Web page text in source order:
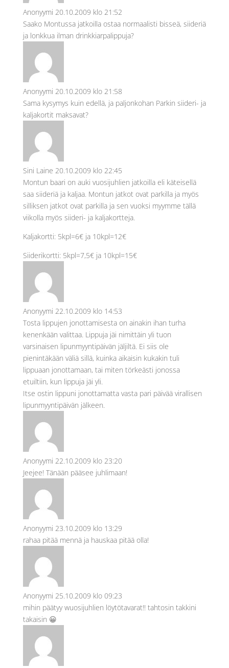
Anonyymi 20.10.2009 klo 21:52
Saako Montussa jatkoilla ostaa normaalisti bisseä, siideriä
ja lonkkua ilman drinkkiarpalippuja?
Anonyymi 20.10.2009 klo 21:58
Sama kysymys kuin edellä, ja paljonkohan Parkin siideri- ja
kaljakortit maksavat?
Sini Laine 20.10.2009 klo 22:45
Montun baari on auki vuosijuhlien jatkoilla eli käteisellä
saa siideriä ja kaljaa. Montun jatkot ovat parkilla ja myös
silliksen jatkot ovat parkilla ja sen vuoksi myymme tällä
viikolla myös siideri- ja kaljakortteja.
Kaljakortti: 5kpl=6€ ja 10kpl=12€
Siiderikortti: 5kpl=7,5€ ja 10kpl=15€
Anonyymi 22.10.2009 klo 14:53
Tosta lippujen jonottamisesta on ainakin ihan turha
kenenkään valittaa. Lippuja jäi nimittäin yli tuon
varsinaisen lipunmyyntipäivän jäljiltä. Ei siis ole
pienintäkään väliä sillä, kuinka aikaisin kukakin tuli
lippuaan jonottamaan, tai miten törkeästi jonossa
etuiltiin, kun lippuja jäi yli.
Itse ostin lippuni jonottamatta vasta pari päivää virallisen
lipunmyyntipäivän jälkeen.
Anonyymi 22.10.2009 klo 23:20
Jeejee! Tänään pääsee juhlimaan!
Anonyymi 23.10.2009 klo 13:29
rahaa pitää mennä ja hauskaa pitää olla!
Anonyymi 25.10.2009 klo 09:23
mihin päätyy wuosijuhlien löytötavarat!! tahtosin takkini
takaisin 😀